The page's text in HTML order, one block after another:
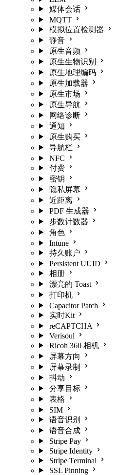
媒体会话
MQTT
模拟位置检测器
静音
原生音频
原生生物识别
原生地理编码
原生加载器
原生市场
原生导航
网络诊断
通知
原生购买
导航栏
NFC
付费
密钥
隐私屏幕
近距离
PDF 生成器
步数计数器
角色
Intune
持久账户
Persistent UUID
相册
漂亮的 Toast
打印机
Capacitor Patch
实时Kit
reCAPTCHA
Verisoul
Ricoh 360 相机
屏幕方向
屏幕录制
抖动
分享目标
表格
SIM
语音识别
语音合成
Stripe Pay
Stripe Identity
Stripe Terminal
SSL Pinning